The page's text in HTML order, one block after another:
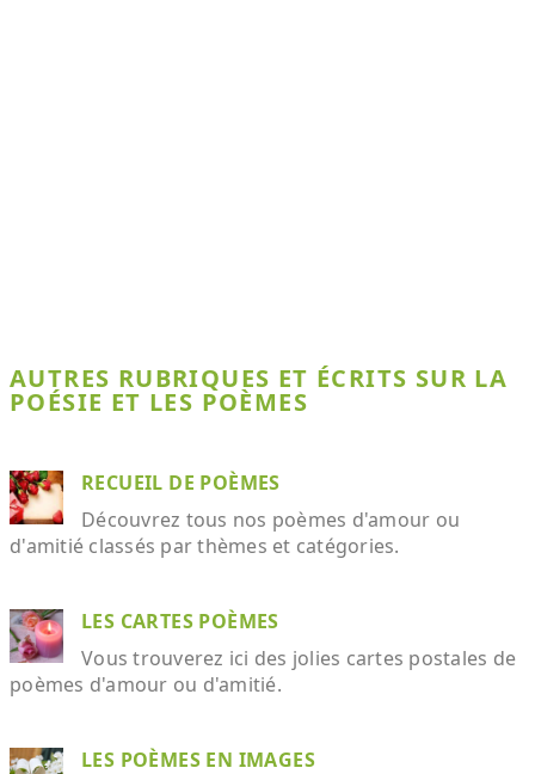
AUTRES RUBRIQUES ET ÉCRITS SUR LA
POÉSIE ET LES POÈMES
RECUEIL DE POÈMES
Découvrez tous nos poèmes d'amour ou
d'amitié classés par thèmes et catégories.
LES CARTES POÈMES
Vous trouverez ici des jolies cartes postales de
poèmes d'amour ou d'amitié.
LES POÈMES EN IMAGES